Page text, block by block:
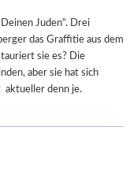
Juden“. Drei
das Graffitie aus dem
sie es? Die
aber sie hat sich
aktueller denn je.